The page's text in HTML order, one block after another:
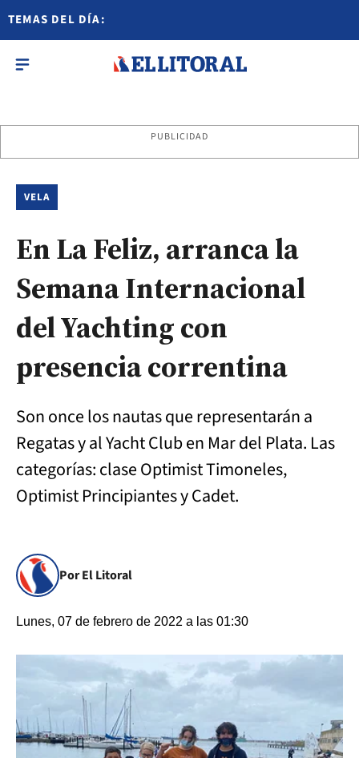
TEMAS DEL DÍA:
PUBLICIDAD
VELA
En La Feliz, arranca la
Semana Internacional
del Yachting con
presencia correntina
Son once los nautas que representarán a
Regatas y al Yacht Club en Mar del Plata. Las
categorías: clase Optimist Timoneles,
Optimist Principiantes y Cadet.
Por El Litoral
Lunes, 07 de febrero de 2022 a las 01:30